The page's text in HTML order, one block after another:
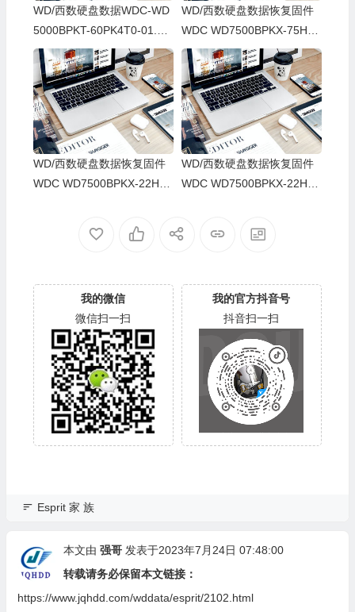
WD/西数硬盘数据WDC-WD
5000BPKT-60PK4T0-01.01
A01-WX91A61X8275-0002
0029-1085
WD/西数硬盘数据恢复固件
WDC WD7500BPKX-75HPJ
T0-01-01A01-WD-WXD1E3
3SASM9-00150005-1085
WD/西数硬盘数据恢复固件
WDC WD7500BPKX-22HPJ
WD/西数硬盘数据恢复固件
WDC WD7500BPKX-22HPJ
我的微信
微信扫一扫
我的官方抖音号
抖音扫一扫
Esprit 家 族
本文由 强哥 发表于2023年7月24日 07:48:00
转载请务必保留本文链接：
https://www.jqhdd.com/wddata/esprit/2102.html